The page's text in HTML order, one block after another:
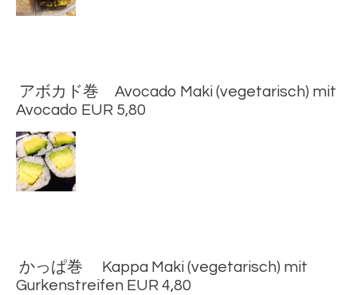
アボカド巻 Avocado Maki (vegetarisch) mit
Avocado EUR 5,80
かっぱ巻 Kappa Maki (vegetarisch) mit
Gurkenstreifen EUR 4,80